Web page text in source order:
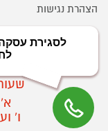
הצהרת נגישות
מוקד
ו'